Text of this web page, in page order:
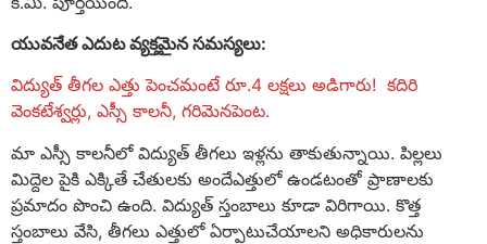
యువనేత ఎదుట వ్యక్తమైన సమస్యలు:
విద్యుత్ తీగల ఎత్తు పెంచమంటే రూ.4 లక్షలు అడిగారు! కదిరి
వెంకటేశ్వర్లు, ఎస్సీ కాలనీ, గరిమెనపెంట.
మా ఎస్సీ కాలనీలో విద్యుత్ తీగలు ఇళ్లను తాకుతున్నాయి. పిల్లలు
మిద్దెల పైకి ఎక్కితే చేతులకు అందేఎత్తులో ఉండటంతో ప్రాణాలకు
ప్రమాదం పొంచి ఉంది. విద్యుత్ స్తంబాలు కూడా విరిగాయి. కొత్త
స్తంబాలు వేసి, తీగలు ఎత్తులో ఏర్పాటుచేయాలని అధికారులను